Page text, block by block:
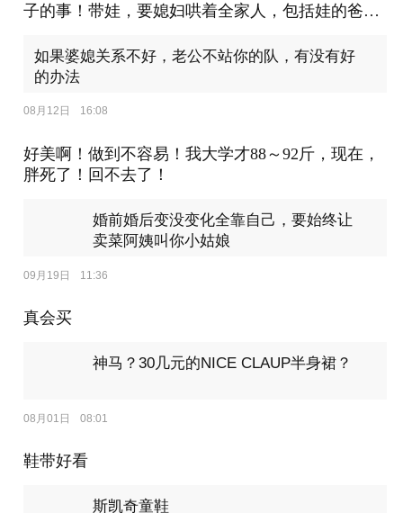
子的事！带娃，要媳妇哄着全家人，包括娃的爸
如果婆媳关系不好，老公不站你的队，有没有好
的办法
08月12日 16:08
好美啊！做到不容易！我大学才88～92斤，现在，
胖死了！回不去了！
婚前婚后变没变化全靠自己，要始终让
卖菜阿姨叫你小姑娘
09月19日 11:36
真会买
神马？30几元的NICE CLAUP半身裙？
08月01日 08:01
鞋带好看
斯凯奇童鞋